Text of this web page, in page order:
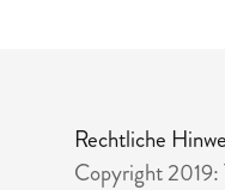
Rechtliche
Copyright 2019: